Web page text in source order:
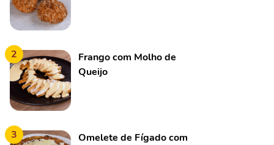
2
Frango com Molho de
Queijo
3
Omelete de Fígado com